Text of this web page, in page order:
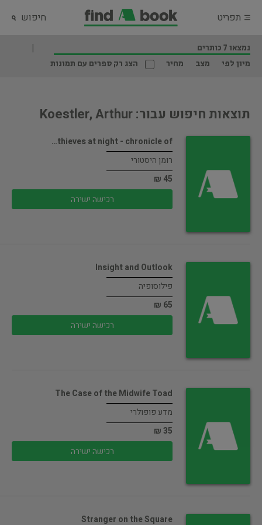
תפריט חיפוש
נמצאו 7 כותרים
מיון לפי
מצב מחיר הצג רק ספרים עם תמונות
תוצאות חיפוש עבור: Koestler, Arthur
thieves at night - chronicle of…
רומן היסטורי
45 ₪
רכישה ישירה
Insight and Outlook
פילוסופיה
65 ₪
רכישה ישירה
The Case of the Midwife Toad
מדע פופולרי
35 ₪
רכישה ישירה
Stranger on the Square